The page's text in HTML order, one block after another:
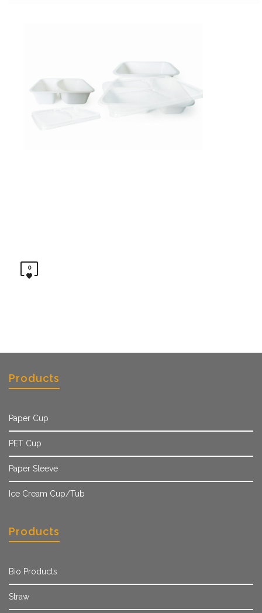
0
Products
Paper Cup
PET Cup
Paper Sleeve
Ice Cream Cup/Tub
Products
Bio Products
Straw